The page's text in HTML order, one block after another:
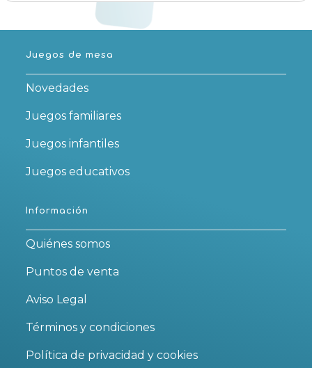
Juegos de mesa
Novedades
Juegos familiares
Juegos infantiles
Juegos educativos
Información
Quiénes somos
Puntos de venta
Aviso Legal
Términos y condiciones
Política de privacidad y cookies